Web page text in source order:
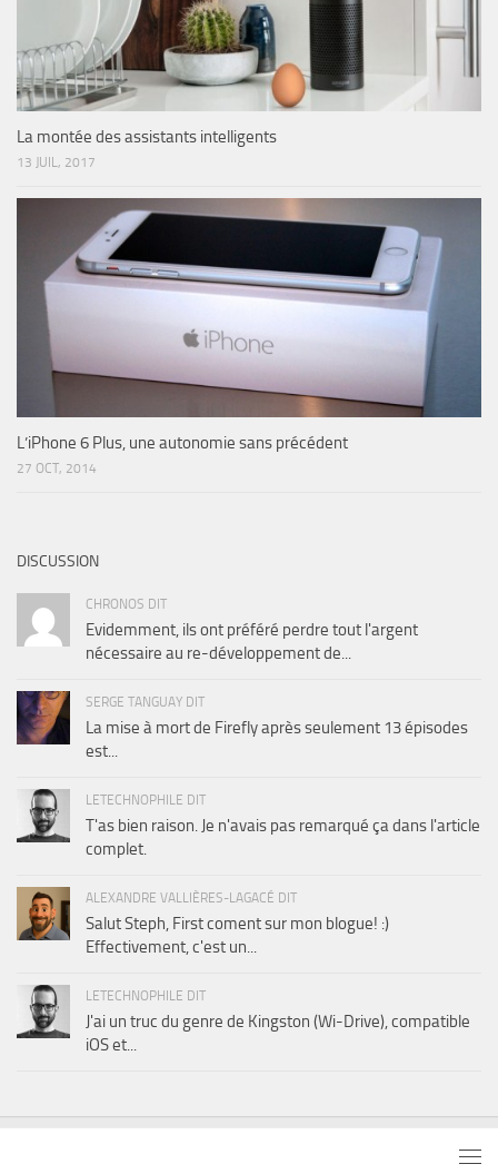
La montée des assistants intelligents
13 JUIL, 2017
L’iPhone 6 Plus, une autonomie sans précédent
27 OCT, 2014
DISCUSSION
CHRONOS DIT
Evidemment, ils ont préféré perdre tout l'argent
nécessaire au re-développement de...
SERGE TANGUAY DIT
La mise à mort de Firefly après seulement 13 épisodes
est...
LETECHNOPHILE DIT
T'as bien raison. Je n'avais pas remarqué ça dans l'article
complet.
ALEXANDRE VALLIÈRES-LAGACÉ DIT
Salut Steph, First coment sur mon blogue! :)
Effectivement, c'est un...
LETECHNOPHILE DIT
J'ai un truc du genre de Kingston (Wi-Drive), compatible
iOS et...